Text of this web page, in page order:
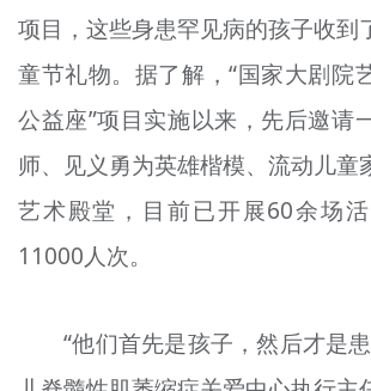
项目，这些身患罕见病的孩子收到
童节礼物。据了解，“国家大剧院
公益座”项目实施以来，先后邀请
师、见义勇为英雄楷模、流动儿童
艺术殿堂，目前已开展60余场
11000人次。
“他们首先是孩子，然后才是